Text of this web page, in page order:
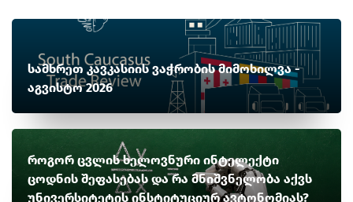
სამხრეთ კავკასიის ვაჭრობის მიმოხილვა -
აგვისტო 2026
როგორ ცვლის ხელოვნური ინტელექტი
ცოდნის შეფასებას და რა მნიშვნელობა აქვს
უნივერსიტეტის ინსტიტუციურ ავტონომიას?